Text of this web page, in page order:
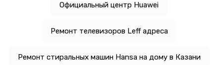
Официальный центр Huawei
Ремонт телевизоров Leff адреса
Ремонт стиральных машин Hansa на дому в Казани